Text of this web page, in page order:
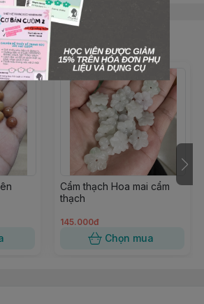
vụ khác
Cẩm thạch Hoa mai cẩm
thạch
145.000đ
Chọn mua